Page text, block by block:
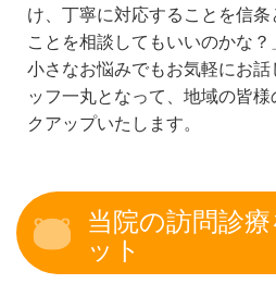
け、丁寧に対応することを信
ことを相談してもいいのかな
小さなお悩みでもお気軽にお
ッフ一丸となって、地域の皆
クアップいたします。
当院の訪問診
ット